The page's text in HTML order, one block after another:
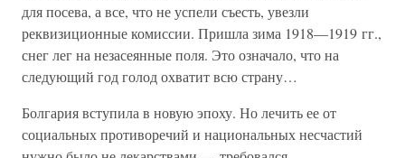
для посева, а все, что не успели съесть, увезли
реквизиционные комиссии. Пришла зима 1918—1919 гг.,
снег лег на незасеянные поля. Это означало, что на
следующий год голод охватит всю страну…
Болгария вступила в новую эпоху. Но лечить ее от
социальных противоречий и национальных несчастий